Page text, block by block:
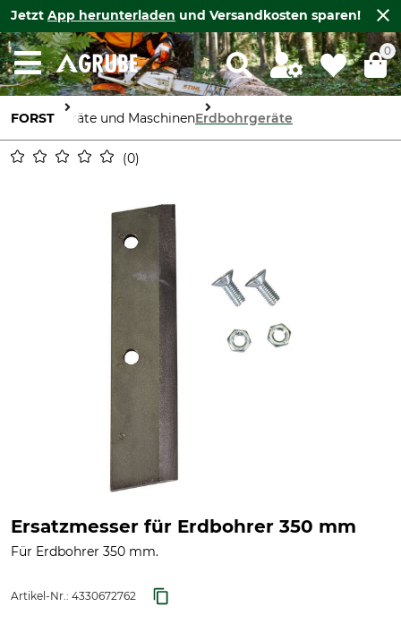
Jetzt App herunterladen und Versandkosten sparen!
0
FORST Geräte und MaschinenErdbohrgeräte
0
Ersatzmesser für Erdbohrer 350 mm
Für Erdbohrer 350 mm.
Artikel-Nr.: 4330672762